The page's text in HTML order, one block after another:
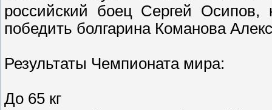
российский боец Сергей
победить болгарина Команова
Результаты Чемпионата мира:
До 65 кг